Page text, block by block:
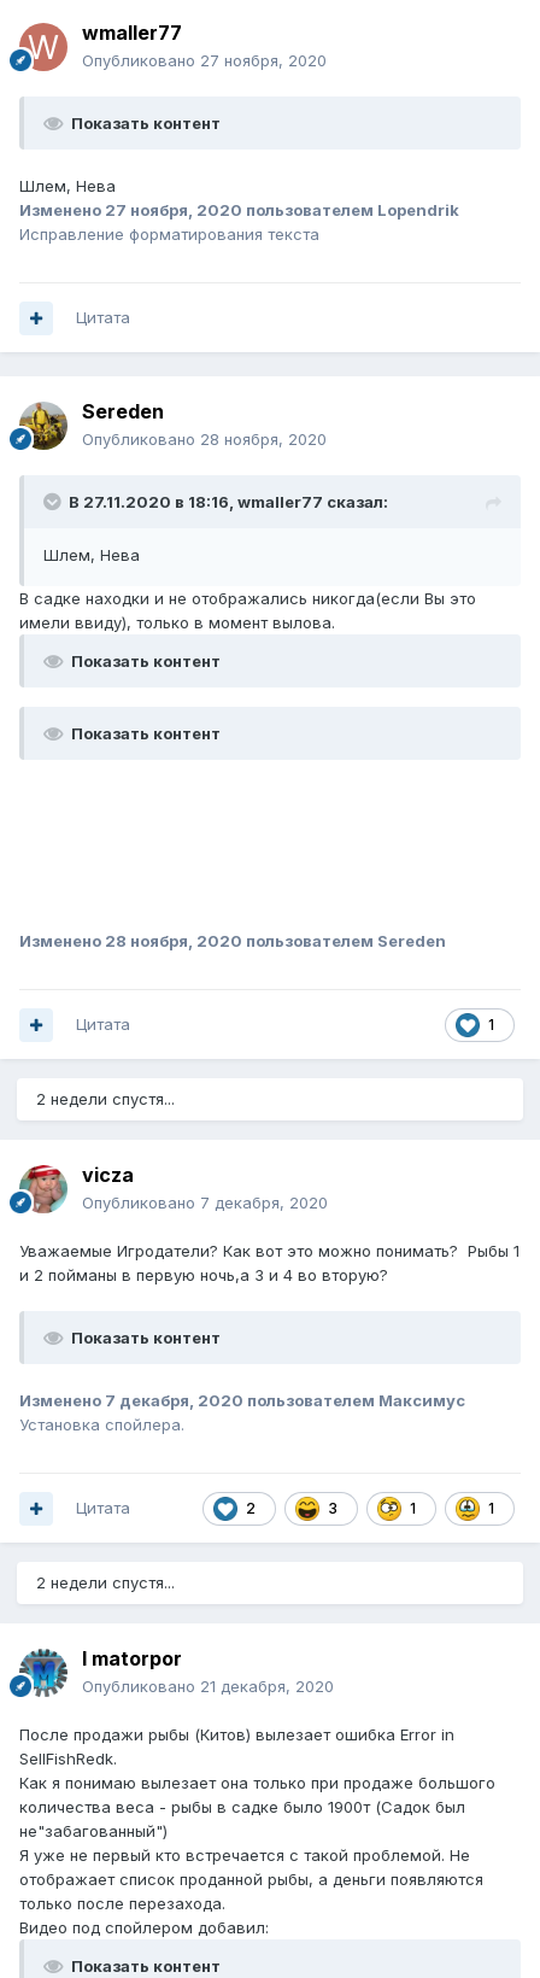
wmaller77
Опубликовано 27 ноября, 2020
Показать контент
Шлем, Нева
Изменено 27 ноября, 2020 пользователем Lopendrik
Исправление форматирования текста
Цитата
Sereden
Опубликовано 28 ноября, 2020
В 27.11.2020 в 18:16, wmaller77 сказал:
Шлем, Нева
В садке находки и не отображались никогда(если Вы это
имели ввиду), только в момент вылова.
Показать контент
Показать контент
Изменено 28 ноября, 2020 пользователем Sereden
1
Цитата
2 недели спустя...
vicza
Опубликовано 7 декабря, 2020
Уважаемые Игродатели? Как вот это можно понимать? Рыбы 1
и 2 пойманы в первую ночь,а 3 и 4 во вторую?
Показать контент
Изменено 7 декабря, 2020 пользователем Максимус
Установка спойлера.
2 3 1 1
Цитата
2 недели спустя...
I matorpor
Опубликовано 21 декабря, 2020
После продажи рыбы (Китов) вылезает ошибка Error in
SellFishRedk.
Как я понимаю вылезает она только при продаже большого
количества веса - рыбы в садке было 1900т (Садок был
не"забагованный")
Я уже не первый кто встречается с такой проблемой. Не
отображает список проданной рыбы, а деньги появляются
только после перезахода.
Видео под спойлером добавил:
Показать контент